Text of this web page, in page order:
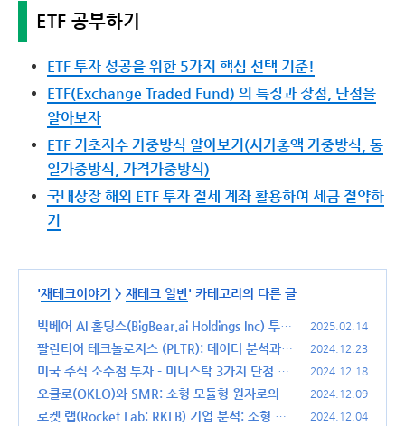
ETF 공부하기
ETF 투자 성공을 위한 5가지 핵심 선택 기준!
ETF(Exchange Traded Fund) 의 특징과 장점, 단점을
알아보자
ETF 기초지수 가중방식 알아보기(시가총액 가중방식, 동
일가중방식, 가격가중방식)
국내상장 해외 ETF 투자 절세 계좌 활용하여 세금 절약하
기
'재테크이야기 > 재테크 일반' 카테고리의 다른 글
빅베어 AI 홀딩스(BigBear.ai Holdings Inc) 투자
전략: 단기 트레이딩 vs. 중기 모멘텀 분석
(0)
2025.02.14
팔란티어 테크놀로지스 (PLTR): 데이터 분석과 A
I 혁신의 선두주자
(1)
2024.12.23
미국 주식 소수점 투자 - 미니스탁 3가지 단점 때
문에 토스(toss)로 옮겼습니다
(1)
2024.12.18
오클로(OKLO)와 SMR: 소형 모듈형 원자로의 미
래와 경쟁 구도
(1)
2024.12.09
로켓 랩(Rocket Lab: RKLB) 기업 분석: 소형 위
2024.12.04